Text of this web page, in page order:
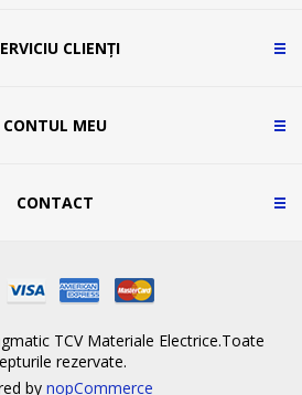
CLIENȚI
CONTUL MEU
CONTACT
TCV Materiale Electrice.Toate
rezervate.
by nopCommerce